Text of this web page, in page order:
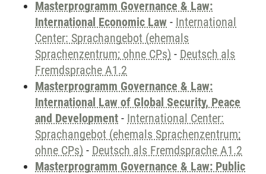
Masterprogramm Governance & Law:
International Economic Law - International
Center: Sprachangebot (ehemals
Sprachenzentrum; ohne CPs) - Deutsch als
Fremdsprache A1.2
Masterprogramm Governance & Law:
International Law of Global Security, Peace
and Development - International Center:
Sprachangebot (ehemals Sprachenzentrum;
ohne CPs) - Deutsch als Fremdsprache A1.2
Masterprogramm Governance & Law: Public